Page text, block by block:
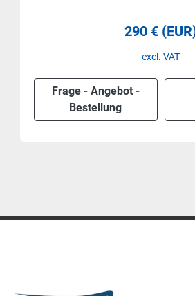
290 €
exkl. Mwst
Frage - Angebot -
Bestellung